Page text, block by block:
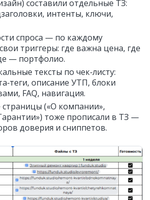
составили отдельные ТЗ:
интенты, ключи,
спроса — по каждому
триггеры: где важна цена, где
— портфолио.
тексты по чек‑листу:
описание УТП, блоки
FAQ, навигация.
(«О компании»,
тоже прописали в ТЗ —
доверия и сниппетов.